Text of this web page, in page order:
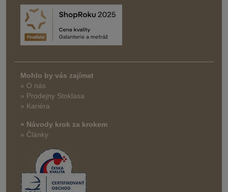
Mohlo by vás zajímat
» O nás
» Prodejny Stoklasa
» Kariéra
» Návody krok za krokem
» Články